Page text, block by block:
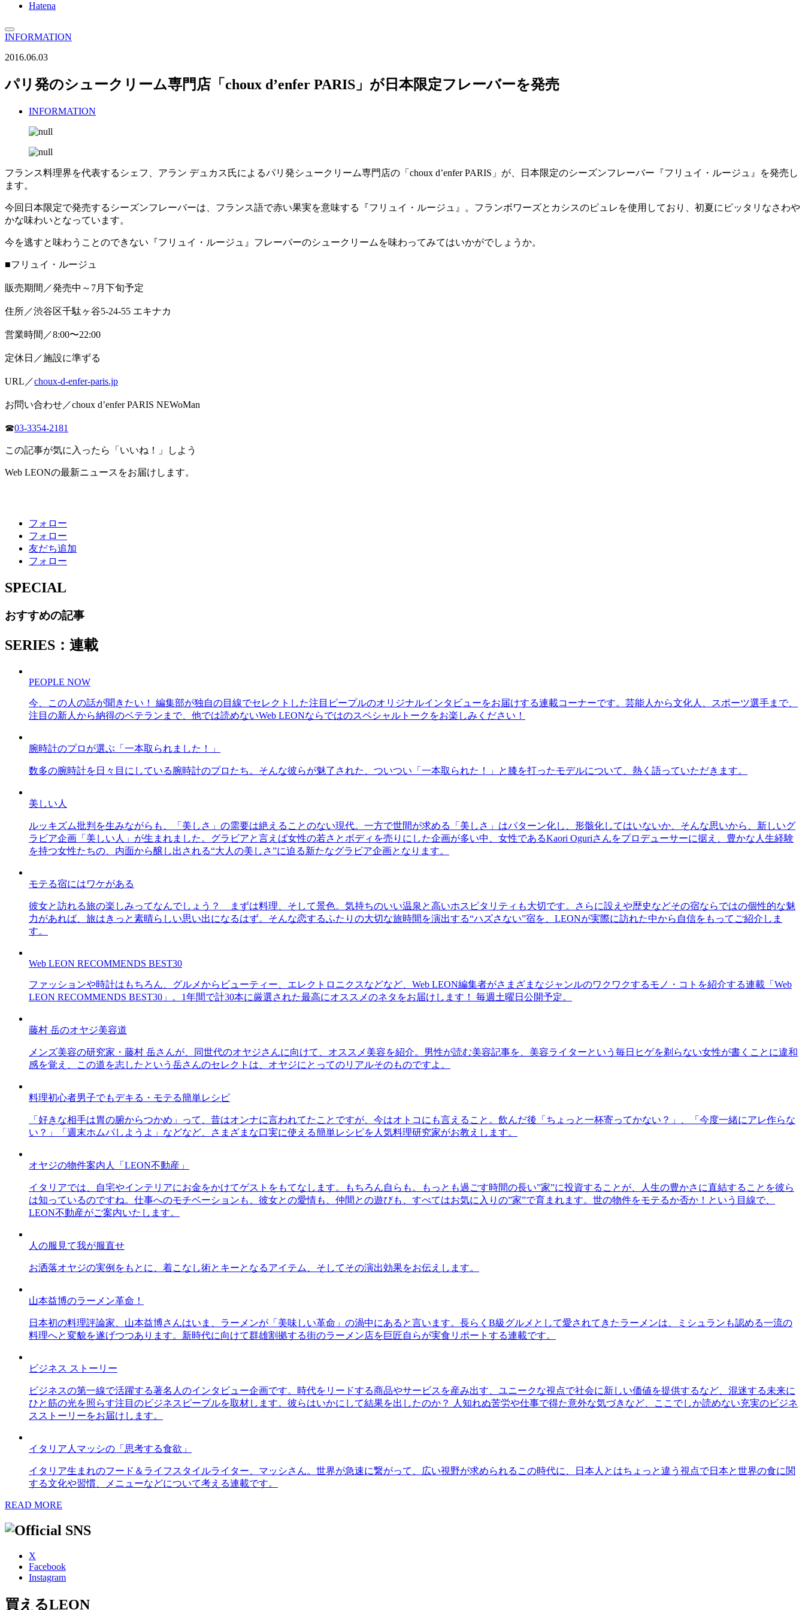
Hatena
INFORMATION
2016.06.03
パリ発のシュークリーム専門店「choux d’enfer PARIS」が日本限定フレーバーを発売
INFORMATION
フランス料理界を代表するシェフ、アラン デュカス氏によるパリ発シュークリーム専門店の「choux d’enfer PARIS」が、日本限定のシーズンフレーバー『フリュイ・ルージュ』を発売し
ます。
今回日本限定で発売するシーズンフレーバーは、フランス語で赤い果実を意味する『フリュイ・ルージュ』。フランボワーズとカシスのピュレを使用しており、初夏にピッタリなさわや
かな味わいとなっています。
今を逃すと味わうことのできない『フリュイ・ルージュ』フレーバーのシュークリームを味わってみてはいかがでしょうか。
■フリュイ・ルージュ
販売期間／発売中～7月下旬予定
住所／渋谷区千駄ヶ谷5-24-55 エキナカ
営業時間／8:00〜22:00
定休日／施設に準ずる
URL／choux-d-enfer-paris.jp
お問い合わせ／choux d’enfer PARIS NEWoMan
☎03-3354-2181
この記事が気に入ったら「いいね！」しよう
Web LEONの最新ニュースをお届けします。
フォロー
フォロー
友だち追加
フォロー
SPECIAL
おすすめの記事
SERIES：連載
PEOPLE NOW
今、この人の話が聞きたい！ 編集部が独自の目線でセレクトした注目ピープルのオリジナルインタビューをお届けする連載コーナーです。芸能人から文化人、スポーツ選手まで、
注目の新人から納得のベテランまで、他では読めないWeb LEONならではのスペシャルトークをお楽しみください！
腕時計のプロが選ぶ「一本取られました！」
数多の腕時計を日々目にしている腕時計のプロたち。そんな彼らが魅了された、ついつい「一本取られた！」と膝を打ったモデルについて、熱く語っていただきます。
美しい人
ルッキズム批判を生みながらも、「美しさ」の需要は絶えることのない現代。一方で世間が求める「美しさ」はパターン化し、形骸化してはいないか、そんな思いから、新しいグ
ラビア企画「美しい人」が生まれました。グラビアと言えば女性の若さとボディを売りにした企画が多い中、女性であるKaori Oguriさんをプロデューサーに据え、豊かな人生経験
を持つ女性たちの、内面から醸し出される“大人の美しさ”に迫る新たなグラビア企画となります。
モテる宿にはワケがある
彼女と訪れる旅の楽しみってなんでしょう？ まずは料理、そして景色。気持ちのいい温泉と高いホスピタリティも大切です。さらに設えや歴史などその宿ならではの個性的な魅
力があれば、旅はきっと素晴らしい思い出になるはず。そんな恋するふたりの大切な旅時間を演出する“ハズさない”宿を、LEONが実際に訪れた中から自信をもってご紹介しま
す。
Web LEON RECOMMENDS BEST30
ファッションや時計はもちろん、グルメからビューティー、エレクトロニクスなどなど、Web LEON編集者がさまざまなジャンルのワクワクするモノ・コトを紹介する連載「Web
LEON RECOMMENDS BEST30」。1年間で計30本に厳選された最高にオススメのネタをお届けします！ 毎週土曜日公開予定。
藤村 岳のオヤジ美容道
メンズ美容の研究家・藤村 岳さんが、同世代のオヤジさんに向けて、オススメ美容を紹介。男性が読む美容記事を、美容ライターという毎日ヒゲを剃らない女性が書くことに違和
感を覚え、この道を志したという岳さんのセレクトは、オヤジにとってのリアルそのものですよ。
料理初心者男子でもデキる・モテる簡単レシピ
「好きな相手は胃の腑からつかめ」って、昔はオンナに言われてたことですが、今はオトコにも言えること。飲んだ後「ちょっと一杯寄ってかない？」、「今度一緒にアレ作らな
い？」「週末ホムパしようよ」などなど、さまざまな口実に使える簡単レシピを人気料理研究家がお教えします。
オヤジの物件案内人「LEON不動産」
イタリアでは、自宅やインテリアにお金をかけてゲストをもてなします。もちろん自らも。もっとも過ごす時間の長い”家”に投資することが、人生の豊かさに直結することを彼ら
は知っているのですね。仕事へのモチベーションも、彼女との愛情も、仲間との遊びも、すべてはお気に入りの”家”で育まれます。世の物件をモテるか否か！という目線で、
LEON不動産がご案内いたします。
人の服見て我が服直せ
お洒落オヤジの実例をもとに、着こなし術とキーとなるアイテム、そしてその演出効果をお伝えします。
山本益博のラーメン革命！
日本初の料理評論家、山本益博さんはいま、ラーメンが「美味しい革命」の渦中にあると言います。長らくB級グルメとして愛されてきたラーメンは、ミシュランも認める一流の
料理へと変貌を遂げつつあります。新時代に向けて群雄割拠する街のラーメン店を巨匠自らが実食リポートする連載です。
ビジネス ストーリー
ビジネスの第一線で活躍する著名人のインタビュー企画です。時代をリードする商品やサービスを産み出す、ユニークな視点で社会に新しい価値を提供するなど、混迷する未来に
ひと筋の光を照らす注目のビジネスピープルを取材します。彼らはいかにして結果を出したのか？ 人知れぬ苦労や仕事で得た意外な気づきなど、ここでしか読めない充実のビジネ
スストーリーをお届けします。
イタリア人マッシの「思考する食欲」
イタリア生まれのフード＆ライフスタイルライター、マッシさん。世界が急速に繋がって、広い視野が求められるこの時代に、日本人とはちょっと違う視点で日本と世界の食に関
する文化や習慣、メニューなどについて考える連載です。
READ MORE
X
Facebook
Instagram
買えるLEON